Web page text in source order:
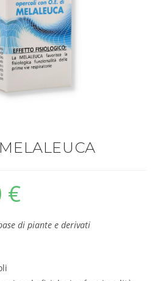
€
di piante e derivati